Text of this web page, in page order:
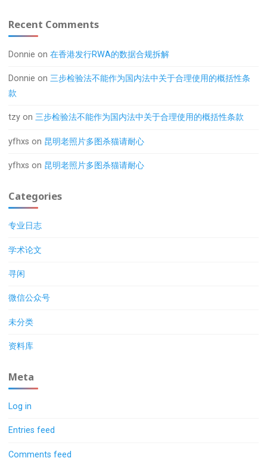
Recent Comments
Donnie on在香港发行RWA的数据合规拆解
Donnie on三步检验法不能作为国内法中关于合理使用的概括性条
款
tzy on三步检验法不能作为国内法中关于合理使用的概括性条款
yfhxs on 昆明老照片多图杀猫请耐心
yfhxs on 昆明老照片多图杀猫请耐心
Categories
专业日志
学术论文
寻闲
微信公众号
未分类
资料库
Meta
Log in
Entries feed
Comments feed